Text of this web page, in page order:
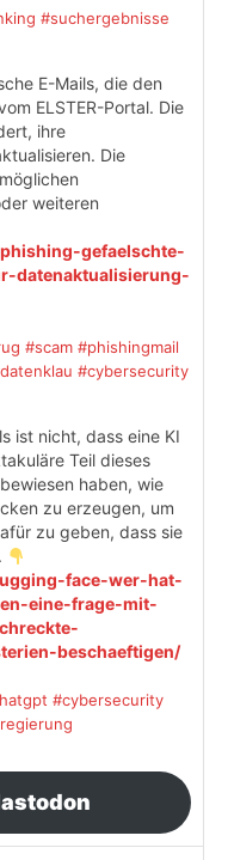
#suchergebnisse
E-Mails, die den
ELSTER-Portal. Die
ihre
Die
weiteren
gefaelschte-
datenaktualisierung-
#scam #phishingmail
#cybersecurity
ist nicht, dass eine KI
Teil dieses
haben, wie
zu erzeugen, um
zu geben, dass sie
face-wer-hat-
eine-frage-mit-
beschaeftigen/
#cybersecurity